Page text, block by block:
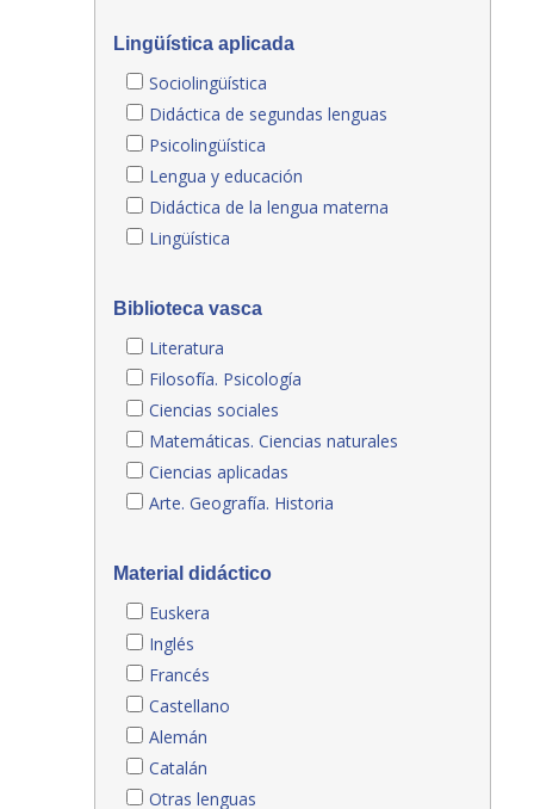
Lingüística aplicada
Sociolingüística
Didáctica de segundas lenguas
Psicolingüística
Lengua y educación
Didáctica de la lengua materna
Lingüística
Biblioteca vasca
Literatura
Filosofía. Psicología
Ciencias sociales
Matemáticas. Ciencias naturales
Ciencias aplicadas
Arte. Geografía. Historia
Material didáctico
Euskera
Inglés
Francés
Castellano
Alemán
Catalán
Otras lenguas